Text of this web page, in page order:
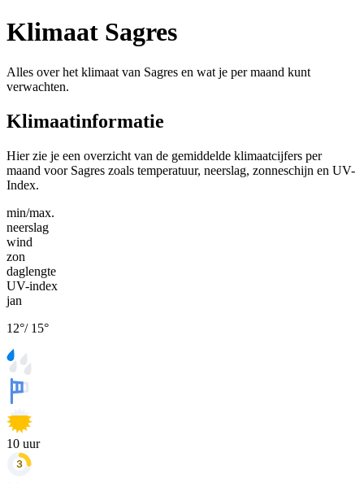
Klimaat Sagres
Alles over het klimaat van Sagres en wat je per maand kunt
verwachten.
Klimaatinformatie
Hier zie je een overzicht van de gemiddelde klimaatcijfers per
maand voor Sagres zoals temperatuur, neerslag, zonneschijn en UV-
Index.
min/max.
neerslag
wind
zon
daglengte
UV-index
jan
12°/ 15°
10 uur